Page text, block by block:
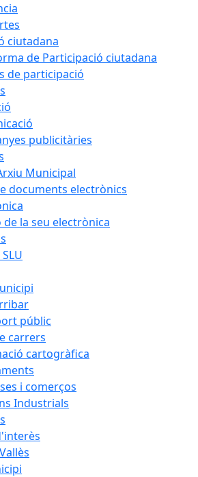
ciutadana
de Participació ciutadana
de participació
publicitàries
Municipal
documents electrònics
la seu electrònica
públic
carrers
cartogràfica
i comerços
Industrials